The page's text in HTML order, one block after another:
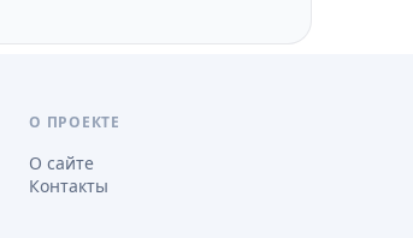
О ПРОЕКТЕ
О сайте
Контакты